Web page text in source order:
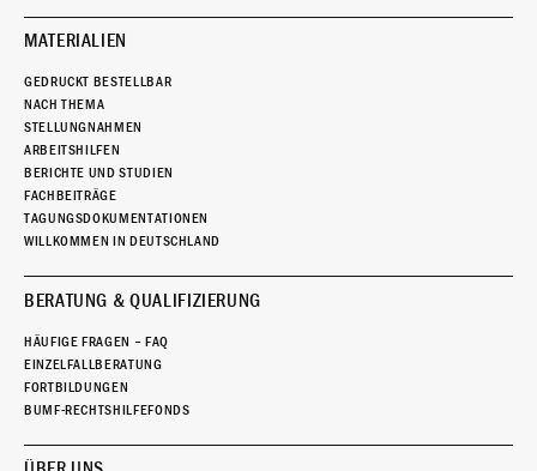
MATERIALIEN
GEDRUCKT BESTELLBAR
NACH THEMA
STELLUNGNAHMEN
ARBEITSHILFEN
BERICHTE UND STUDIEN
FACHBEITRÄGE
TAGUNGSDOKUMENTATIONEN
WILLKOMMEN IN DEUTSCHLAND
BERATUNG & QUALIFIZIERUNG
HÄUFIGE FRAGEN – FAQ
EINZELFALLBERATUNG
FORTBILDUNGEN
BUMF-RECHTSHILFEFONDS